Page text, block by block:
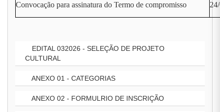
Convocação para assinatura do Termo de compromisso
EDITAL 032026 - SELEÇÃO DE PROJETO
CULTURAL
ANEXO 01 - CATEGORIAS
ANEXO 02 - FORMULRIO DE INSCRIÇÃO